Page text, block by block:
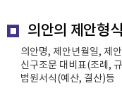
의안의 제안형식
의안명, 제안년월일, 제
신구조문 대비표(조례,
법원서식(예산, 결산)등